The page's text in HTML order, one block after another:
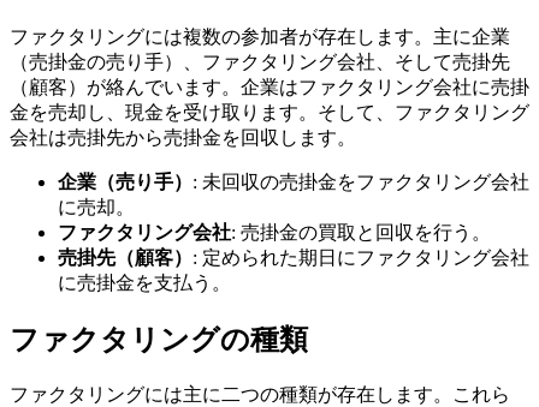
ファクタリングには複数の参加者が存在します。主に企業
（売掛金の売り手）、ファクタリング会社、そして売掛先
（顧客）が絡んでいます。企業はファクタリング会社に売掛
金を売却し、現金を受け取ります。そして、ファクタリング
会社は売掛先から売掛金を回収します。
企業（売り手） : 未回収の売掛金をファクタリング会社
に売却。
ファクタリング会社: 売掛金の買取と回収を行う。
売掛先（顧客） : 定められた期日にファクタリング会社
に売掛金を支払う。
ファクタリングの種類
ファクタリングには主に二つの種類が存在します。これら